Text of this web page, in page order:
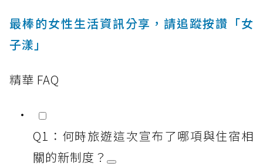
最棒的女性生活資訊分享，請追蹤按讚「女
子漾」
精華 FAQ
Q1：何時旅遊這次宣布了哪項與住宿相
關的新制度？